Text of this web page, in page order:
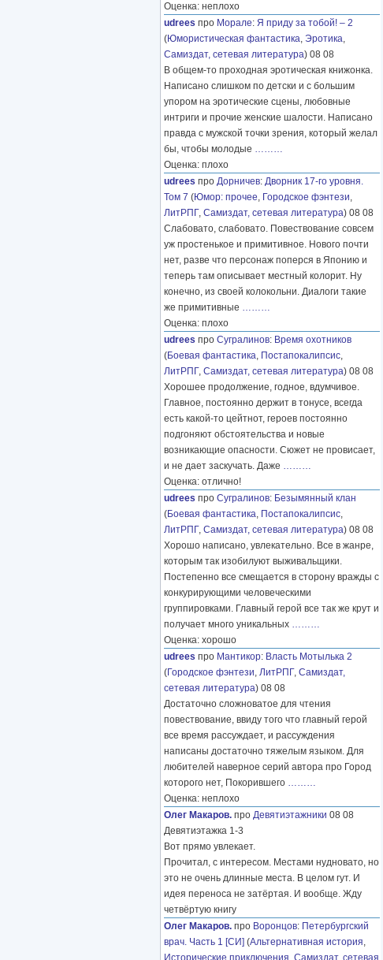
Оценка: неплохо
udrees про Морале: Я приду за тобой! – 2
(Юмористическая фантастика, Эротика,
Самиздат, сетевая литература) 08 08
В общем-то проходная эротическая книжонка.
Написано слишком по детски и с большим
упором на эротические сцены, любовные
интриги и прочие женские шалости. Написано
правда с мужской точки зрения, который желал
бы, чтобы молодые ………
Оценка: плохо
udrees про Дорничев: Дворник 17-го уровня.
Том 7 (Юмор: прочее, Городское фэнтези,
ЛитРПГ, Самиздат, сетевая литература) 08 08
Слабовато, слабовато. Повествование совсем
уж простенькое и примитивное. Нового почти
нет, разве что персонаж поперся в Японию и
теперь там описывает местный колорит. Ну
конечно, из своей колокольни. Диалоги такие
же примитивные ………
Оценка: плохо
udrees про Сугралинов: Время охотников
(Боевая фантастика, Постапокалипсис,
ЛитРПГ, Самиздат, сетевая литература) 08 08
Хорошее продолжение, годное, вдумчивое.
Главное, постоянно держит в тонусе, всегда
есть какой-то цейтнот, героев постоянно
подгоняют обстоятельства и новые
возникающие опасности. Сюжет не провисает,
и не дает заскучать. Даже ………
Оценка: отлично!
udrees про Сугралинов: Безымянный клан
(Боевая фантастика, Постапокалипсис,
ЛитРПГ, Самиздат, сетевая литература) 08 08
Хорошо написано, увлекательно. Все в жанре,
которым так изобилуют выживальщики.
Постепенно все смещается в сторону вражды с
конкурирующими человеческими
группировками. Главный герой все так же крут и
получает много уникальных ………
Оценка: хорошо
udrees про Мантикор: Власть Мотылька 2
(Городское фэнтези, ЛитРПГ, Самиздат,
сетевая литература) 08 08
Достаточно сложноватое для чтения
повествование, ввиду того что главный герой
все время рассуждает, и рассуждения
написаны достаточно тяжелым языком. Для
любителей наверное серий автора про Город
которого нет, Покорившего ………
Оценка: неплохо
Олег Макаров. про Девятиэтажники 08 08
Девятиэтажка 1-3
Вот прямо увлекает.
Прочитал, с интересом. Местами нудновато, но
это не очень длинные места. В целом гут. И
идея переноса не затёртая. И вообще. Жду
четвёртую книгу
Олег Макаров. про Воронцов: Петербургский
врач. Часть 1 [СИ] (Альтернативная история,